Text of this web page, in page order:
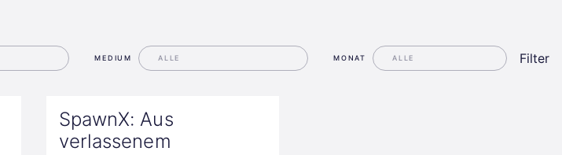
MEDIUM MONAT Filter
SpawnX: Aus
verlassenem